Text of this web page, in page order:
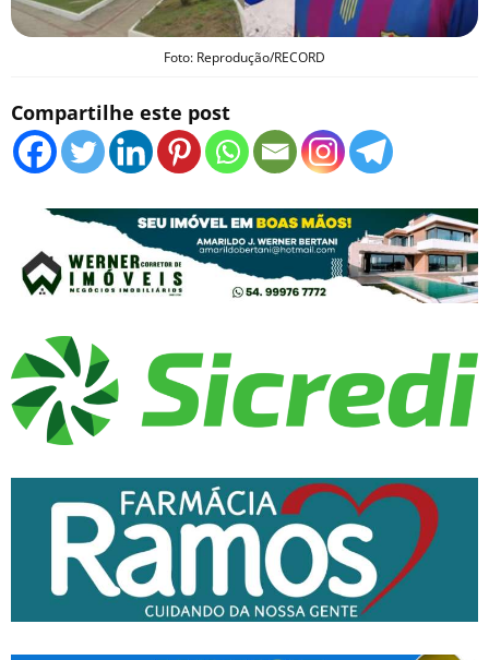
Foto: Reprodução/RECORD
Compartilhe este post